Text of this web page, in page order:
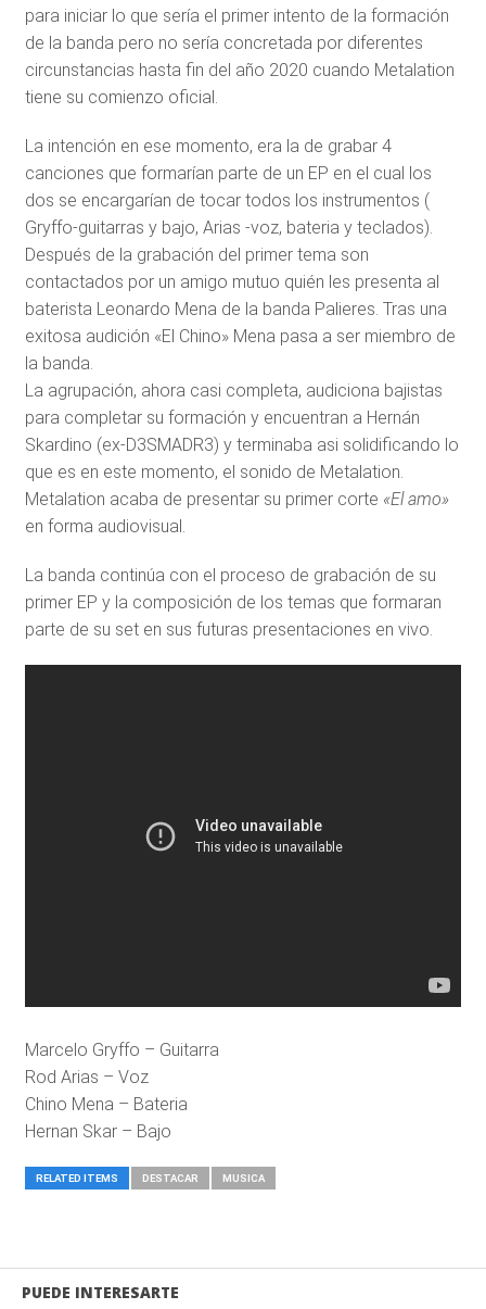
para iniciar lo que sería el primer intento de la formación
de la banda pero no sería concretada por diferentes
circunstancias hasta fin del año 2020 cuando Metalation
tiene su comienzo oficial.
La intención en ese momento, era la de grabar 4
canciones que formarían parte de un EP en el cual los
dos se encargarían de tocar todos los instrumentos (
Gryffo-guitarras y bajo, Arias -voz, bateria y teclados).
Después de la grabación del primer tema son
contactados por un amigo mutuo quién les presenta al
baterista Leonardo Mena de la banda Palieres. Tras una
exitosa audición «El Chino» Mena pasa a ser miembro de
la banda.
La agrupación, ahora casi completa, audiciona bajistas
para completar su formación y encuentran a Hernán
Skardino (ex-D3SMADR3) y terminaba asi solidificando lo
que es en este momento, el sonido de Metalation.
Metalation acaba de presentar su primer corte «El amo»
en forma audiovisual.
La banda continúa con el proceso de grabación de su
primer EP y la composición de los temas que formaran
parte de su set en sus futuras presentaciones en vivo.
Marcelo Gryffo – Guitarra
Rod Arias – Voz
Chino Mena – Bateria
Hernan Skar – Bajo
RELATED ITEMS DESTACAR MUSICA
PUEDE INTERESARTE